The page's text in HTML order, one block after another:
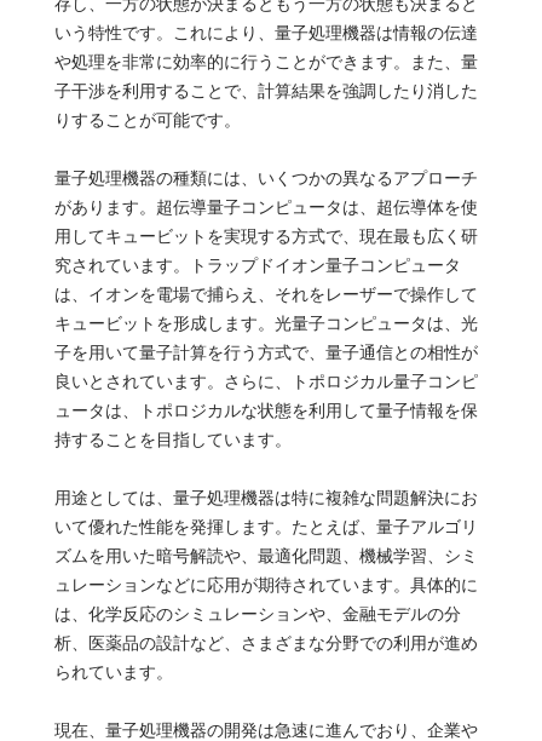
いう特性です。これにより、量子処理機器は情報の伝達
や処理を非常に効率的に行うことができます。また、量
子干渉を利用することで、計算結果を強調したり消した
りすることが可能です。
量子処理機器の種類には、いくつかの異なるアプローチ
があります。超伝導量子コンピュータは、超伝導体を使
用してキュービットを実現する方式で、現在最も広く研
究されています。トラップドイオン量子コンピュータ
は、イオンを電場で捕らえ、それをレーザーで操作して
キュービットを形成します。光量子コンピュータは、光
子を用いて量子計算を行う方式で、量子通信との相性が
良いとされています。さらに、トポロジカル量子コンピ
ュータは、トポロジカルな状態を利用して量子情報を保
持することを目指しています。
用途としては、量子処理機器は特に複雑な問題解決にお
いて優れた性能を発揮します。たとえば、量子アルゴリ
ズムを用いた暗号解読や、最適化問題、機械学習、シミ
ュレーションなどに応用が期待されています。具体的に
は、化学反応のシミュレーションや、金融モデルの分
析、医薬品の設計など、さまざまな分野での利用が進め
られています。
現在、量子処理機器の開発は急速に進んでおり、企業や